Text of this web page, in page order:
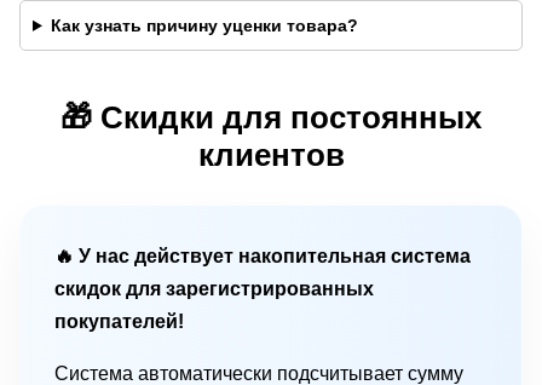
Как узнать причину уценки товара?
🎁 Скидки для постоянных
клиентов
🔥 У нас действует накопительная система
скидок для зарегистрированных
покупателей!
Система автоматически подсчитывает сумму